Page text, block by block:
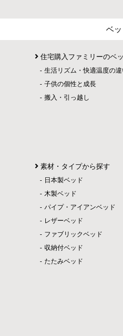
ベッ
住宅購入ファミリーのベ
生活リズム・快適温度の
子供の個性と成長
搬入・引っ越し
素材・タイプから探す
日本製ベッド
木製ベッド
パイプ・アイアンベッド
レザーベッド
ファブリックベッド
収納付ベッド
たたみベッド